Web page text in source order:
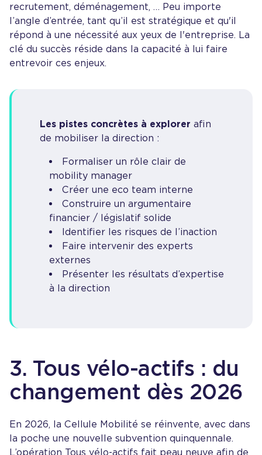
recrutement, déménagement, … Peu importe
l’angle d’entrée, tant qu’il est stratégique et qu'il
répond à une nécessité aux yeux de l'entreprise. La
clé du succès réside dans la capacité à lui faire
entrevoir ces enjeux.
Les pistes concrètes à explorer afin
de mobiliser la direction :
Formaliser un rôle clair de
mobility manager
Créer une eco team interne
Construire un argumentaire
financier / législatif solide
Identifier les risques de l’inaction
Faire intervenir des experts
externes
Présenter les résultats d’expertise
à la direction
3. Tous vélo-actifs : du
changement dès 2026
En 2026, la Cellule Mobilité se réinvente, avec dans
la poche une nouvelle subvention quinquennale.
L’opération Tous vélo-actifs fait peau neuve afin de